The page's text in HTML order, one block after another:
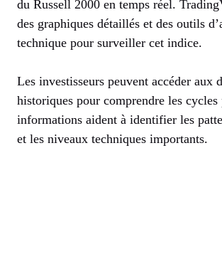
du Russell 2000 en temps réel.
des graphiques détaillés et des outils
technique pour surveiller cet indice.
Les investisseurs peuvent accéder aux
historiques pour comprendre les cycles
informations aident à identifier les
et les niveaux techniques importants.